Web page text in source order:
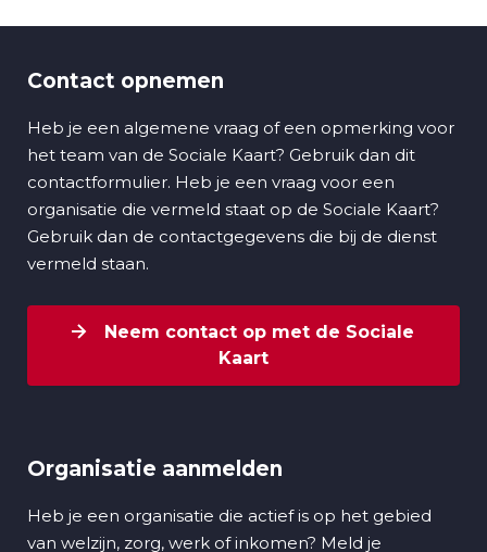
Contact opnemen
Heb je een algemene vraag of een opmerking voor
het team van de Sociale Kaart? Gebruik dan dit
contactformulier. Heb je een vraag voor een
organisatie die vermeld staat op de Sociale Kaart?
Gebruik dan de contactgegevens die bij de dienst
vermeld staan.
Neem contact op met de Sociale
Kaart
Organisatie aanmelden
Heb je een organisatie die actief is op het gebied
van welzijn, zorg, werk of inkomen? Meld je